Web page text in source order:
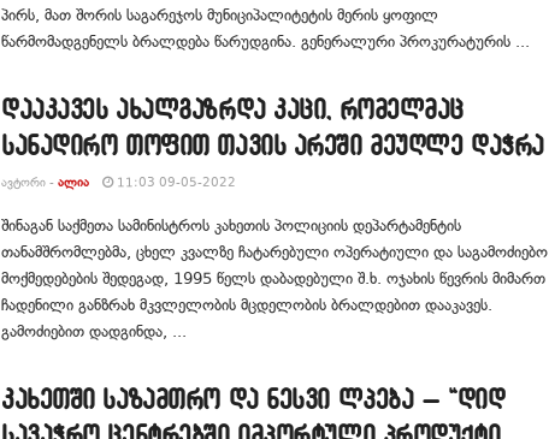
პირს, მათ შორის საგარეჯოს მუნიციპალიტეტის მერის ყოფილ
წარმომადგენელს ბრალდება წარუდგინა. გენერალური პროკურატურის ...
დააკავეს ახალგაზრდა კაცი, რომელმაც
სანადირო თოფით თავის არეში მეუღლე დაჭრა
ᲐᲕᲢᲝᲠᲘ - ᲐᲚᲘᲐ 11:03 09-05-2022
შინაგან საქმეთა სამინისტროს კახეთის პოლიციის დეპარტამენტის
თანამშრომლებმა, ცხელ კვალზე ჩატარებული ოპერატიული და საგამოძიებო
მოქმედებების შედეგად, 1995 წელს დაბადებული შ.ხ. ოჯახის წევრის მიმართ
ჩადენილი განზრახ მკვლელობის მცდელობის ბრალდებით დააკავეს.
გამოძიებით დადგინდა, ...
კახეთში საზამთრო და ნესვი ლპება – “დიდ